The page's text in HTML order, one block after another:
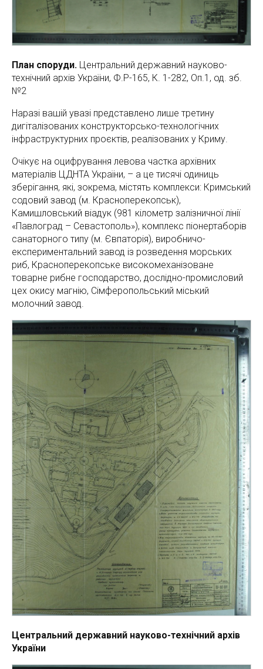
План споруди. Центральний державний науково-
технічний архів України, Ф.Р-165, К. 1-282, Оп.1, од. зб.
№2
Наразі вашій увазі представлено лише третину
дигіталізованих конструкторсько-технологічних
інфраструктурних проєктів, реалізованих у Криму.
Очікує на оцифрування левова частка архівних
матеріалів ЦДНТА України, – а це тисячі одиниць
зберігання, які, зокрема, містять комплекси: Кримський
содовий завод (м. Красноперекопськ),
Камишловський віадук (981 кілометр залізничної лінії
«Павлоград – Севастополь»), комплекс піонертаборів
санаторного типу (м. Євпаторія), виробничо-
експериментальний завод із розведення морських
риб, Красноперекопське високомеханізоване
товарне рибне господарство, дослідно-промисловий
цех окису магнію, Сімферопольський міський
молочний завод.
Центральний державний науково-технічний архів
України